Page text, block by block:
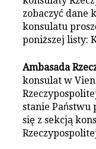
zobaczyć dane
konsulatu
poniższej listy:
Ambasada
konsulat w
stanie Państwu
się z sekcją